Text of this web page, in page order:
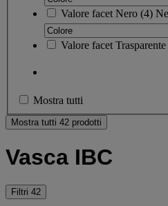
Valore facet Nero (4)
Valore facet Trasparente
Mostra tutti
Mostra tutti 42 prodotti
Vasca IBC
Filtri 42